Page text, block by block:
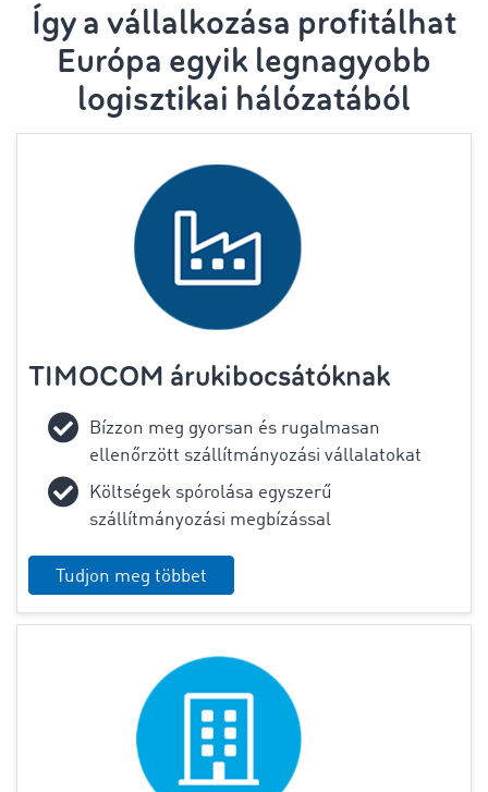
Így a vállalkozása profitálhat
Európa egyik legnagyobb
logisztikai hálózatából
TIMOCOM árukibocsátóknak
Bízzon meg gyorsan és rugalmasan
ellenőrzött szállítmányozási vállalatokat
Költségek spórolása egyszerű
szállítmányozási megbízással
Tudjon meg többet